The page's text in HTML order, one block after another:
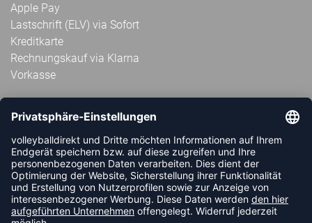
Apple Pay
Lastschrift (ELV) via Sofort
Kreditkarte
Rechnungskauf via Klarna
Vorkasse
ABONNIERE JETZT DEN KOSTENLOSEN
VOLLEYBALLDIREKT-NEWSLETTER UND VERPASSE KEINE
NEUIGKEIT ODER AKTION MEHR.
JETZT ANMELDEN